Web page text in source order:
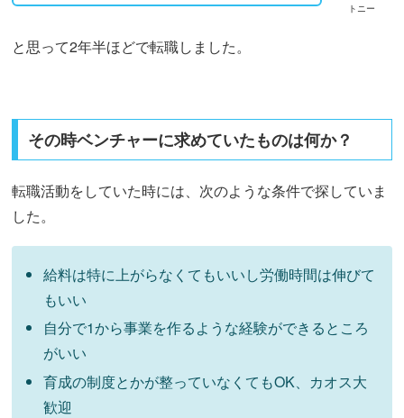
トニー
と思って2年半ほどで転職しました。
その時ベンチャーに求めていたものは何か？
転職活動をしていた時には、次のような条件で探していま
した。
給料は特に上がらなくてもいいし労働時間は伸びて
もいい
自分で1から事業を作るような経験ができるところ
がいい
育成の制度とかが整っていなくてもOK、カオス大
歓迎